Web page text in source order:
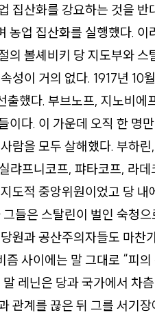
집산화를 강요하는 것을
농업 집산화를 실행했다. 이
의 볼셰비키 당 지도부와
성이 거의 없다. 1917년 10
출했다. 부브노프, 지노비
이다. 이 가운데 오직 한 명
람을 모두 살해했다. 부하
랴프니코프, 퍄타코프, 라
도적 중앙위원이었고 당
들은 스탈린이 벌인 숙청
원과 공산주의자들도 마찬
즘 사이에는 말 그대로 “피의
레닌은 당과 국가에서 차
관계를 끊은 뒤 그를 서기